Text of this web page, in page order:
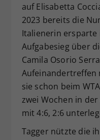
auf Elisabetta
2023 bereits die
Italienerin
Aufgabesieg über
Camila Osorio
Aufeinandertreffen
sie schon beim
zwei Wochen in
mit 4:6, 2:6
Tagger nützte die